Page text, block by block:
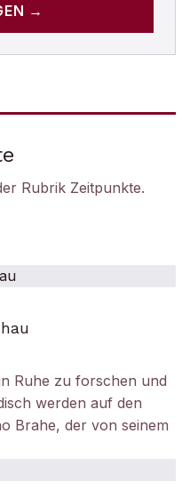
→
Rubrik Zeitpunkte.
Ruhe zu forschen und
werden auf den
Brahe, der von seinem